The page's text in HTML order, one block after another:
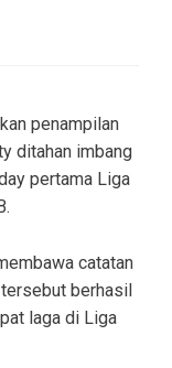
penampilan
ditahan imbang
pertama Liga
catatan
berhasil
laga di Liga